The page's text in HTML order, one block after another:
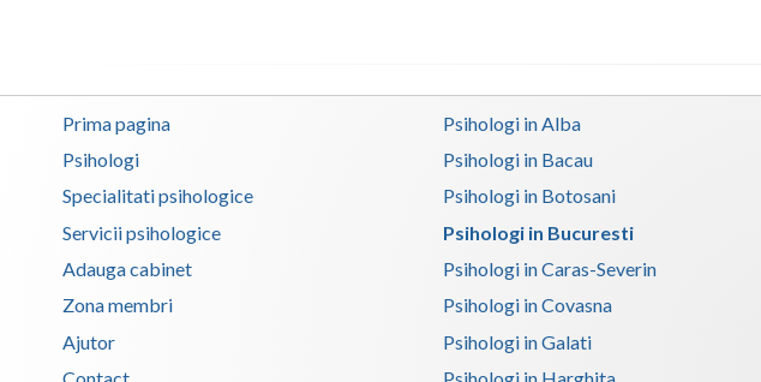
Prima pagina
Psihologi
Specialitati psihologice
Servicii psihologice
Adauga cabinet
Zona membri
Ajutor
Psihologi in Alba
Psihologi in Bacau
Psihologi in Botosani
Psihologi in Bucuresti
Psihologi in Caras-Severin
Psihologi in Covasna
Psihologi in Galati